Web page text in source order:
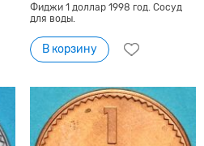
Фиджи 1 доллар 1998 год. Сосуд
для воды.
В корзину